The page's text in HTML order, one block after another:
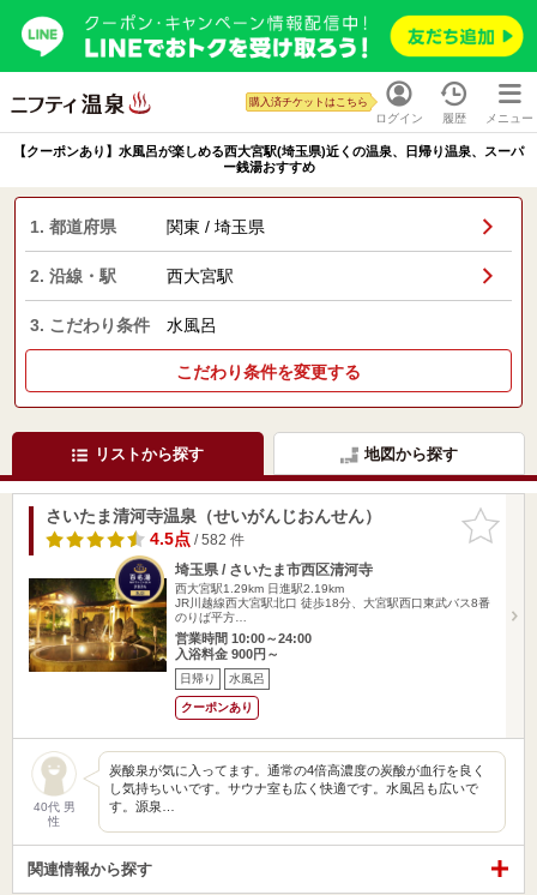
ログイン
購入済チケットはこちら
履歴 メニュー
【クーポンあり】水風呂が楽しめる西大宮駅(埼玉県)近くの温泉、日帰り温泉、スーパ
ー銭湯おすすめ
1. 都道府県 関東 / 埼玉県
2. 沿線・駅 西大宮駅
3. こだわり条件 水風呂
こだわり条件を変更する
リストから探す 地図から探す
お気に入
りに追加
さいたま清河寺温泉（せいがんじおんせん）
4.5点/ 582 件
埼玉県 / さいたま市西区清河寺
西大宮駅1.29km 日進駅2.19km
JR川越線西大宮駅北口 徒歩18分、大宮駅西口東武バス8番
のりば平方…
営業時間 10:00～24:00
入浴料金 900円～
日帰り 水風呂
クーポンあり
40代 男
性
炭酸泉が気に入ってます。通常の4倍高濃度の炭酸が血行を良く
し気持ちいいです。サウナ室も広く快適です。水風呂も広いで
す。源泉…
関連情報から探す